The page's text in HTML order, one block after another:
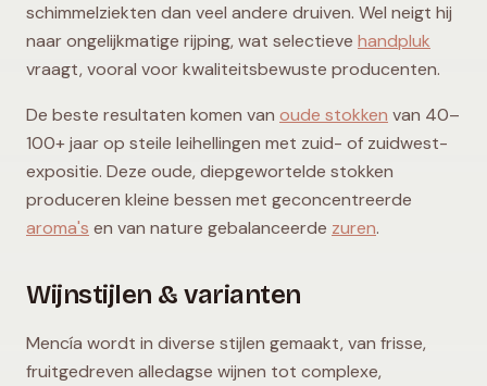
schimmelziekten dan veel andere druiven. Wel neigt hij
naar ongelijkmatige rijping, wat selectieve handpluk
vraagt, vooral voor kwaliteitsbewuste producenten.
De beste resultaten komen van oude stokken van 40–
100+ jaar op steile leihellingen met zuid- of zuidwest-
expositie. Deze oude, diepgewortelde stokken
produceren kleine bessen met geconcentreerde
aroma's en van nature gebalanceerde zuren.
Wijnstijlen & varianten
Mencía wordt in diverse stijlen gemaakt, van frisse,
fruitgedreven alledagse wijnen tot complexe,